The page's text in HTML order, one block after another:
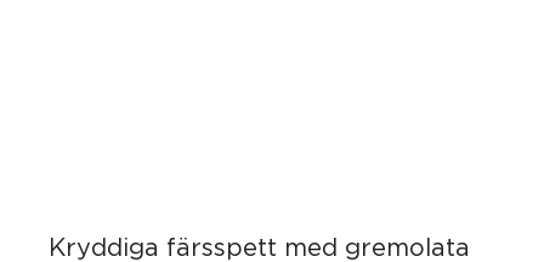
Kryddiga färsspett med gremolata